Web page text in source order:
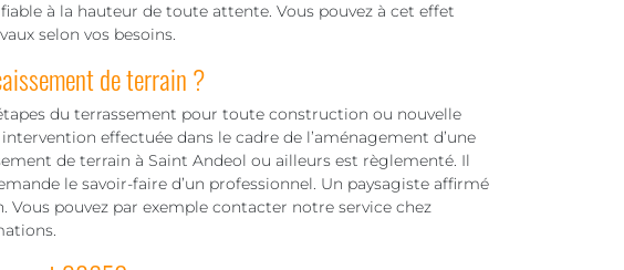
à la hauteur de toute attente. Vous pouvez à cet effet
selon vos besoins.
de terrain ?
du terrassement pour toute construction ou nouvelle
effectuée dans le cadre de l’aménagement d’une
de terrain à Saint Andeol ou ailleurs est règlementé. Il
le savoir-faire d’un professionnel. Un paysagiste affirmé
Vous pouvez par exemple contacter notre service chez